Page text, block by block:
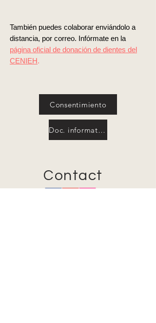
También puedes colaborar enviándolo a
distancia, por correo. Infórmate en la
página oficial de donación de dientes del
CENIEH.
Consentimiento
Doc. informativo
Contact